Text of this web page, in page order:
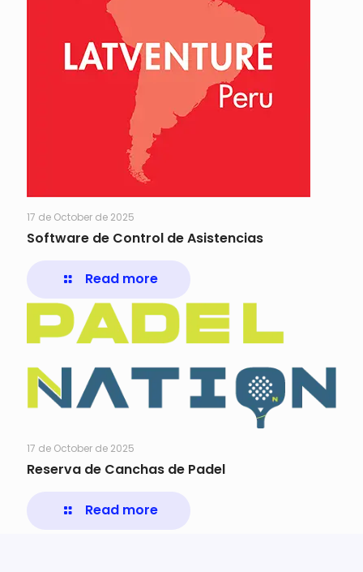
17 de October de 2025
Software de Control de Asistencias
Read more
17 de October de 2025
Reserva de Canchas de Padel
Read more